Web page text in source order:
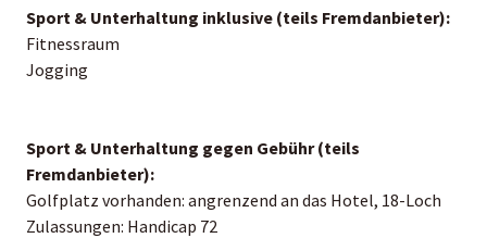
Sport & Unterhaltung inklusive (teils Fremdanbieter):
Fitnessraum
Jogging
Sport & Unterhaltung gegen Gebühr (teils
Fremdanbieter):
Golfplatz vorhanden: angrenzend an das Hotel, 18-Loch
Zulassungen: Handicap 72